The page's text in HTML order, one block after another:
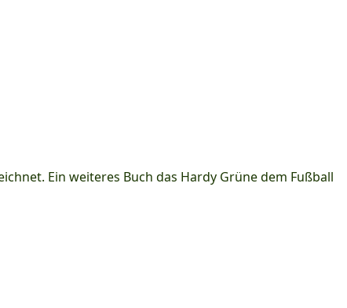
Ein weiteres Buch das Hardy Grüne dem Fußball